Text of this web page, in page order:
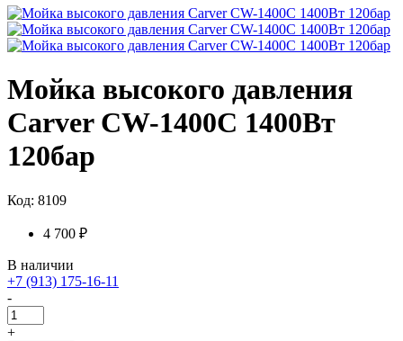
Мойка высокого давления
Carver CW-1400C 1400Вт
120бар
Код: 8109
4 700 ₽
В наличии
+7 (913) 175-16-11
-
+